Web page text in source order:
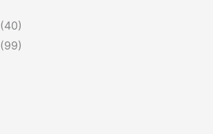
(40)
(99)